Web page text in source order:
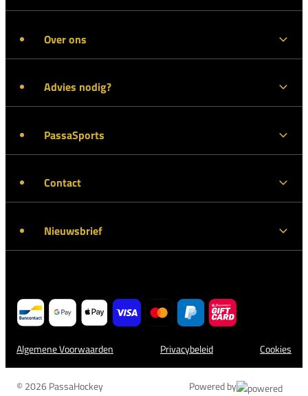
Over ons
Advies nodig?
PassaSports
Contact
Nieuwsbrief
Algemene Voorwaarden Privacybeleid Cookies
© 2026 PassaHockey Powered by